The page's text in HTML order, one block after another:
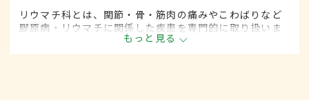
リウマチ科とは、関節・骨・筋肉の痛みやこわばりなど
膠原病・リウマチに関係した疾患を専門的に取り扱いま
もっと見る